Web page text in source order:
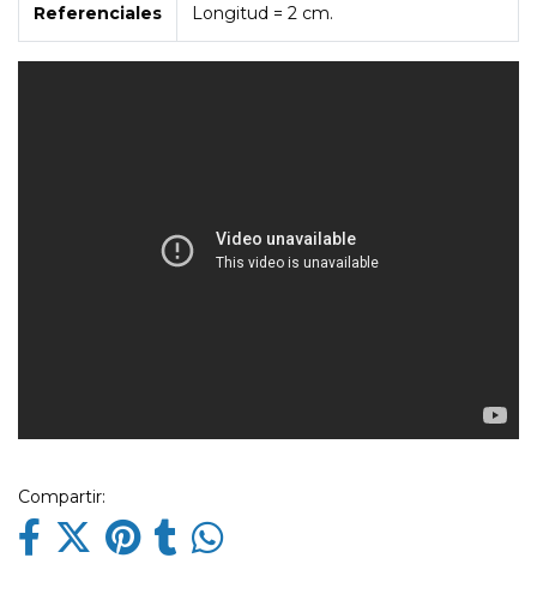
Referenciales
Longitud = 2 cm.
Compartir: